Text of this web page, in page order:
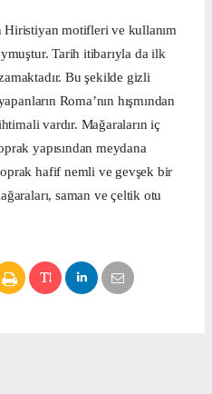
Hiristiyan motifleri ve kullanım
Tarih itibarıyla da ilk
Bu şekilde gizli
Roma’nın hışmından
vardır. Mağaraların iç
yapısından meydana
hafif nemli ve gevşek bir
saman ve çeltik otu